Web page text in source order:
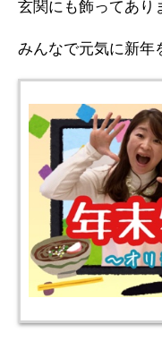
玄関にも飾ってあり
みんなで元気に新年